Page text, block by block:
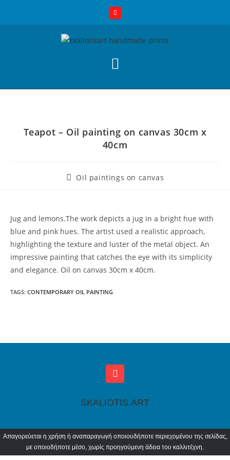
Teapot – Oil painting on canvas 30cm x
40cm
Oil paintings on canvas
Jug and lemons.The work depicts a jug in a bright hue with
blue and pink hues. The artist used a realistic approach,
highlighting the texture and luster of the metal object. An
impressive painting that catches the eye with its simplicity
and elegance. Oil on canvas 30cm x 40cm.
TAGS: CONTEMPORARY OIL PAINTING
SKALIOTIS.ART
Απαγορεύεται η χρήση ή αναπαραγωγή οποιουδήποτε περιεχομένου της σελίδας,
με οποιοδήποτε μέσο, χωρίς προηγούμενη άδεια του καλλιτέχνη.